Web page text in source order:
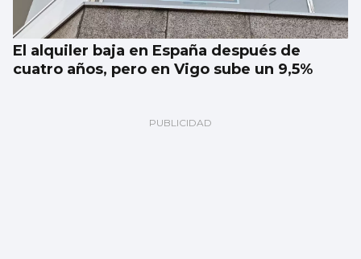
El alquiler baja en España después de
cuatro años, pero en Vigo sube un 9,5%